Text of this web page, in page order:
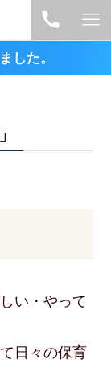
した。
い・やって
日々の保育